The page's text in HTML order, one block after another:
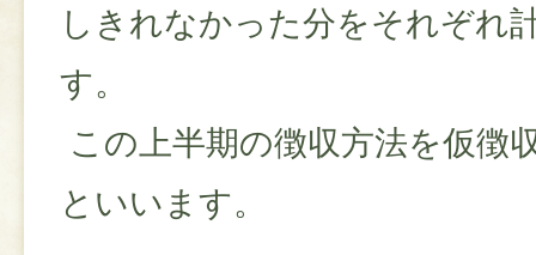
しきれなかった分をそれぞれ
す。
この上半期の徴収方法を仮徴
といいます。